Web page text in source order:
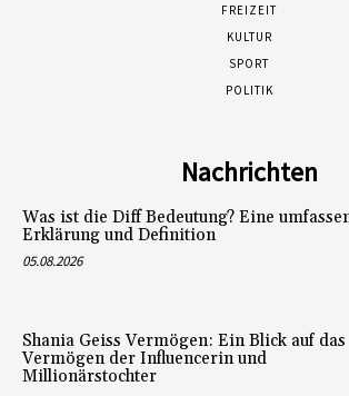
FREIZEIT
KULTUR
SPORT
POLITIK
Nachrichten
Was ist die Diff Bedeutung? Eine
Erklärung und Definition
05.08.2026
Shania Geiss Vermögen: Ein Blick auf das
Vermögen der Influencerin und
Millionärstochter